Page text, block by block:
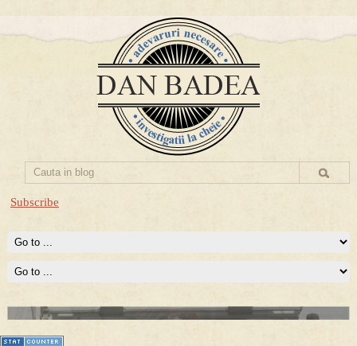
Subscribe
Prima mea carte publicata (Nemira)
Averea Presedintelui: prima lucrare despre controversatele
conturi secrete ale Securitatii.